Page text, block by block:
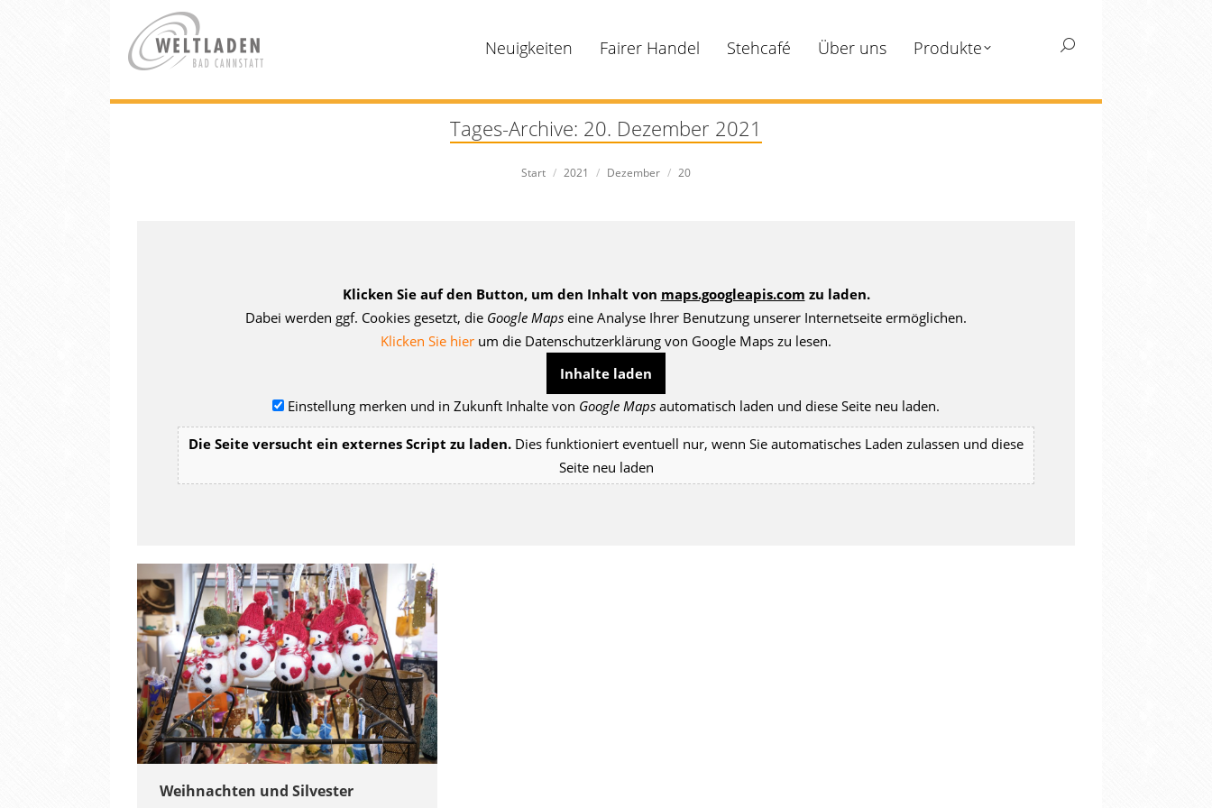
Neuigkeiten Fairer Handel Stehcafé Über uns Produkte Search:
Tages-Archive: 20. Dezember 2021
Sie befinden sich hier:
Start 2021 Dezember 20
Klicken Sie auf den Button, um den Inhalt von maps.googleapis.com zu laden.
Dabei werden ggf. Cookies gesetzt, die Google Maps eine Analyse Ihrer Benutzung unserer Internetseite ermöglichen.
Klicken Sie hier um die Datenschutzerklärung von Google Maps zu lesen.
Inhalte laden
Einstellung merken und in Zukunft Inhalte von Google Maps automatisch laden und diese Seite neu laden.
Die Seite versucht ein externes Script zu laden. Dies funktioniert eventuell nur, wenn Sie automatisches Laden zulassen und diese
Seite neu laden
Weihnachten und Silvester